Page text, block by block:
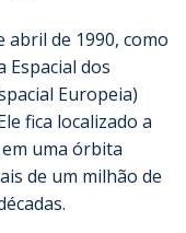
de 1990, como
Espacial dos
Europeia)
fica localizado a
uma órbita
de um milhão de